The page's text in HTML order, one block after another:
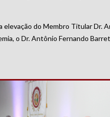
do Membro Titular Dr.
o Dr. Antônio Fernando